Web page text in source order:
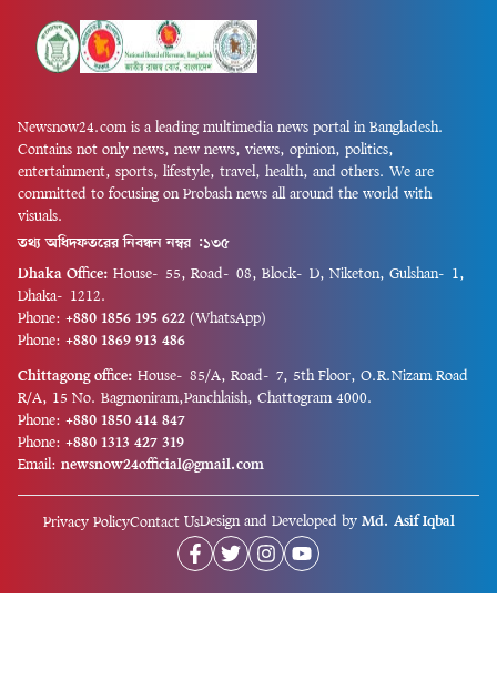
Newsnow24.com is a leading multimedia news portal in Bangladesh.
Contains not only news, new news, views, opinion, politics,
entertainment, sports, lifestyle, travel, health, and others. We are
committed to focusing on Probash news all around the world with
visuals.
তথ্য অধিদফতরের নিবন্ধন নম্বর :১৩৫
Dhaka Office: House-55, Road-08, Block-D, Niketon, Gulshan-1,
Dhaka-1212.
Phone: +880 1856 195 622 (WhatsApp)
Phone: +880 1869 913 486
Chittagong office: House-85/A, Road-7, 5th Floor, O.R.Nizam Road
R/A, 15 No. Bagmoniram,Panchlaish, Chattogram 4000.
Phone: +880 1850 414 847
Phone: +880 1313 427 319
Email: newsnow24official@gmail.com
Privacy PolicyContact UsDesign and Developed by Md. Asif Iqbal